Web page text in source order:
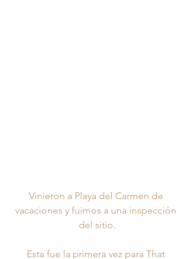
Vinieron a Playa del Carmen de
vacaciones y fuimos a una inspección
del sitio.
Esta fue la primera vez para That